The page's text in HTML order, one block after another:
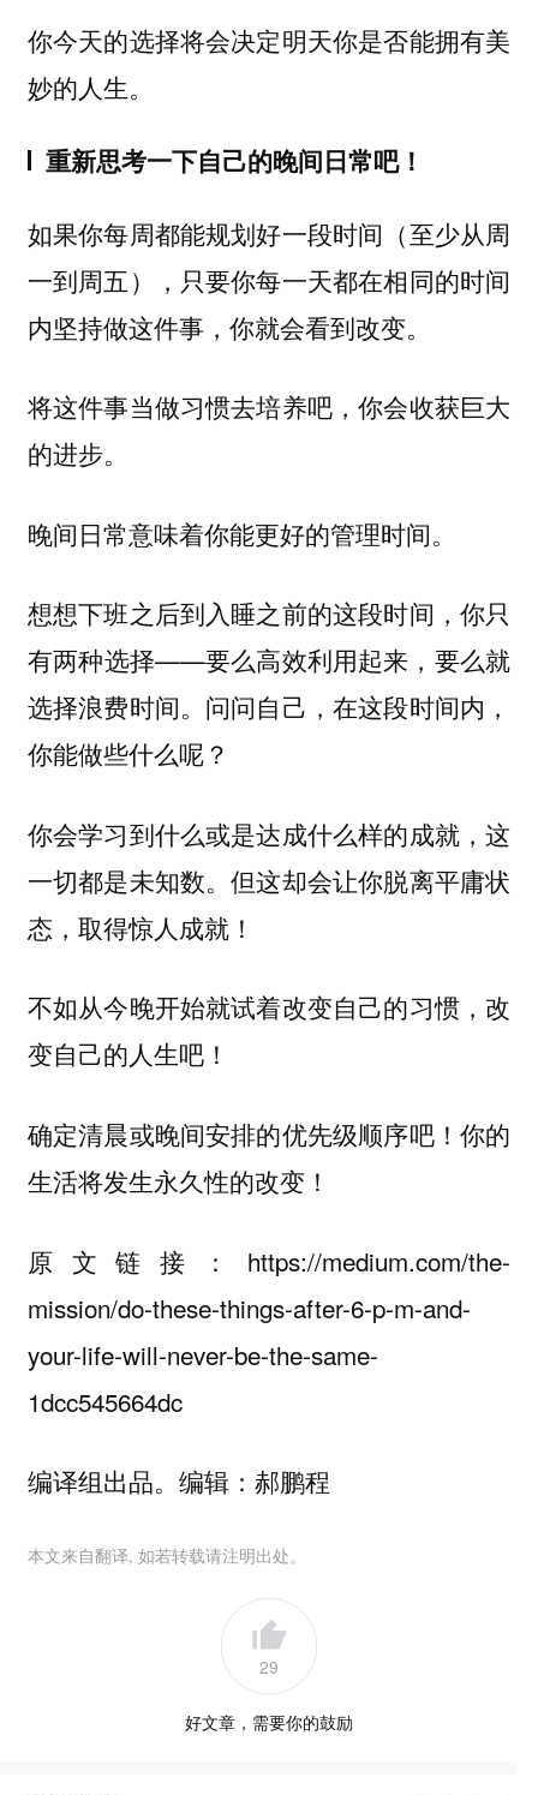
你今天的选择将会决定明天你是否能拥有美
妙的人生。
重新思考一下自己的晚间日常吧！
如果你每周都能规划好一段时间（至少从周
一到周五），只要你每一天都在相同的时间
内坚持做这件事，你就会看到改变。
将这件事当做习惯去培养吧，你会收获巨大
的进步。
晚间日常意味着你能更好的管理时间。
想想下班之后到入睡之前的这段时间，你只
有两种选择——要么高效利用起来，要么就
选择浪费时间。问问自己，在这段时间内，
你能做些什么呢？
你会学习到什么或是达成什么样的成就，这
一切都是未知数。但这却会让你脱离平庸状
态，取得惊人成就！
不如从今晚开始就试着改变自己的习惯，改
变自己的人生吧！
确定清晨或晚间安排的优先级顺序吧！你的
生活将发生永久性的改变！
原文链接：https://medium.com/the-
mission/do-these-things-after-6-p-m-and-
your-life-will-never-be-the-same-
1dcc545664dc
编译组出品。编辑：郝鹏程
本文来自翻译, 如若转载请注明出处。
29
好文章，需要你的鼓励